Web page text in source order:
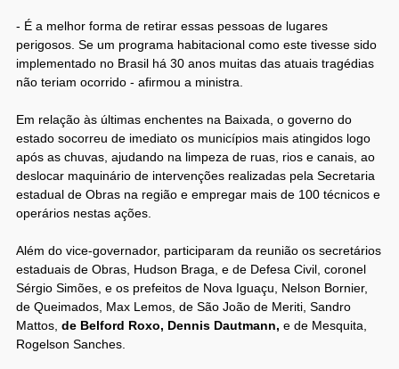
- É a melhor forma de retirar essas pessoas de lugares
perigosos. Se um programa habitacional como este tivesse sido
implementado no Brasil há 30 anos muitas das atuais tragédias
não teriam ocorrido - afirmou a ministra.
Em relação às últimas enchentes na Baixada, o governo do
estado socorreu de imediato os municípios mais atingidos logo
após as chuvas, ajudando na limpeza de ruas, rios e canais, ao
deslocar maquinário de intervenções realizadas pela Secretaria
estadual de Obras na região e empregar mais de 100 técnicos e
operários nestas ações.
Além do vice-governador, participaram da reunião os secretários
estaduais de Obras, Hudson Braga, e de Defesa Civil, coronel
Sérgio Simões, e os prefeitos de Nova Iguaçu, Nelson Bornier,
de Queimados, Max Lemos, de São João de Meriti, Sandro
Mattos, de Belford Roxo, Dennis Dautmann, e de Mesquita,
Rogelson Sanches.